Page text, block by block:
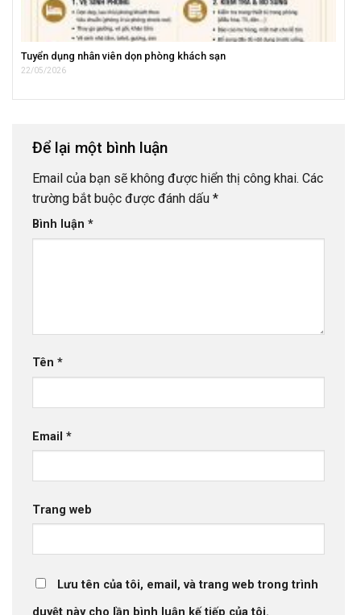
Tuyển dụng nhân viên dọn phòng khách sạn
22/05/2026
Để lại một bình luận
Email của bạn sẽ không được hiển thị công khai. Các
trường bắt buộc được đánh dấu *
Bình luận *
Tên *
Email *
Trang web
Lưu tên của tôi, email, và trang web trong trình
duyệt này cho lần bình luận kế tiếp của tôi.